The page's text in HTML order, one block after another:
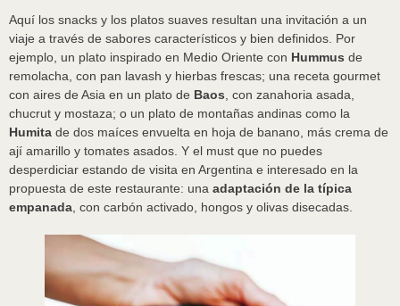
Aquí los snacks y los platos suaves resultan una invitación a un
viaje a través de sabores característicos y bien definidos. Por
ejemplo, un plato inspirado en Medio Oriente con Hummus de
remolacha, con pan lavash y hierbas frescas; una receta gourmet
con aires de Asia en un plato de Baos , con zanahoria asada,
chucrut y mostaza; o un plato de montañas andinas como la
Humita de dos maíces envuelta en hoja de banano, más crema de
ají amarillo y tomates asados. Y el must que no puedes
desperdiciar estando de visita en Argentina e interesado en la
propuesta de este restaurante: una adaptación de la típica
empanada , con carbón activado, hongos y olivas disecadas.